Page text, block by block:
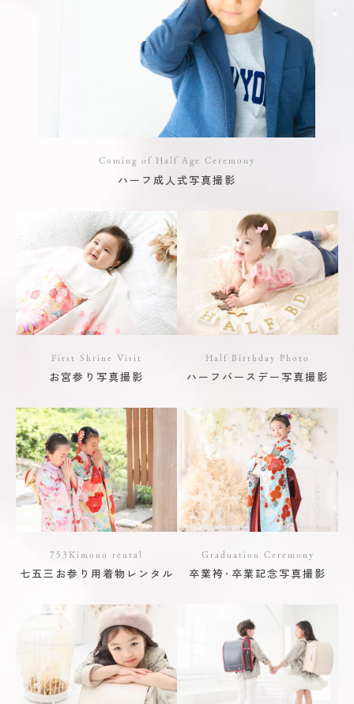
Coming of Half Age Ceremony
ハーフ成人式写真撮影
First Shrine Visit
お宮参り写真撮影
Half Birthday Photo
ハーフバースデー写真撮影
753Kimono rental
七五三お参り用着物レンタル
Graduation Ceremony
卒業袴･卒業記念写真撮影